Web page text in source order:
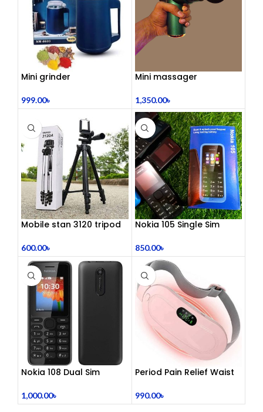
Mini grinder
999.00৳
Mini massager
1,350.00৳
Mobile stan 3120 tripod
600.00৳
Nokia 105 Single Sim
850.00৳
Nokia 108 Dual Sim
1,000.00৳
Period Pain Relief Waist
990.00৳